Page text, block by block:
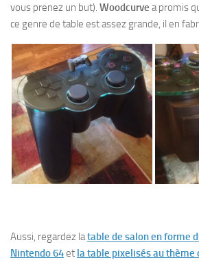
vous prenez un but). Woodcurve a promis
ce genre de table est assez grande, il en
Aussi, regardez latable de salon en forme
Nintendo 64et la table pixelisés au thème